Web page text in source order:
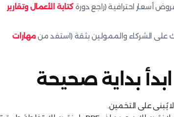
أسعار احترافية (راجع دورة كتابة الأعمال وتقارير
الشركاء والممولين بثقة (استفد منمهارات
ابدأ بداية صحيحة
لا يُبنى على التخمين.